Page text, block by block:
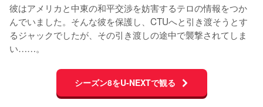
彼はアメリカと中東の和平交渉を妨害するテロの情報をつか
んでいました。そんな彼を保護し、CTUへと引き渡そうとす
るジャックでしたが、その引き渡しの途中で襲撃されてしま
い……。
シーズン8をU-NEXTで観る